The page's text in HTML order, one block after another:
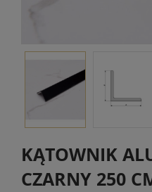
KĄTOWNIK
CZARNY 250